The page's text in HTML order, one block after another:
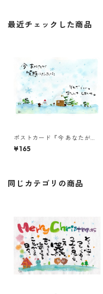
最近チェックした商品
ポストカード『今 あなたが笑
顔になったら・・・』
¥165
同じカテゴリの商品